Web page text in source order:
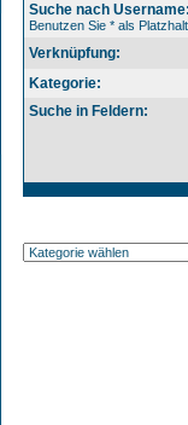
Suche nach
Benutzen Sie * als
Verknüpfung:
Kategorie:
Suche in Feldern: